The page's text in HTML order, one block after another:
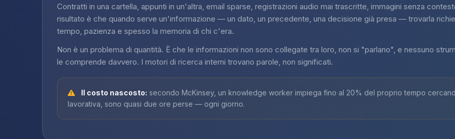
Contratti in una cartella, appunti in un'altra, email sparse, registrazioni audio mai trascritte, immagini senza
risultato è che quando serve un'informazione — un dato, un precedente, una decisione già presa — trovarla
tempo, pazienza e spesso la memoria di chi c'era.
Non è un problema di quantità. È che le informazioni non sono collegate tra loro, non si "parlano", e nessuno
le comprende davvero. I motori di ricerca interni trovano parole, non significati.
Il costo nascosto: secondo McKinsey, un knowledge worker impiega fino al 20% del proprio tempo
lavorativa, sono quasi due ore perse — ogni giorno.